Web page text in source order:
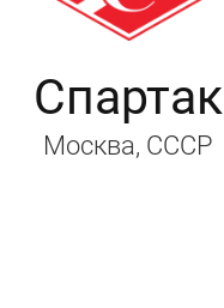
Спартак
Москва, СССР